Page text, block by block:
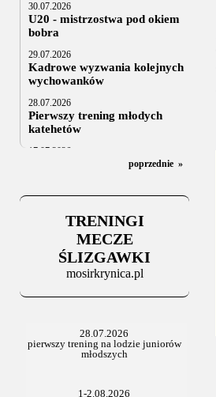
30.07.2026
U20 - mistrzostwa pod okiem
bobra
29.07.2026
Kadrowe wyzwania kolejnych
wychowanków
28.07.2026
Pierwszy trening młodych
katehetów
17.07.2026
U20: z kraju i z zagranicy
Za trzy tygodnie na lód
06.07.2025
Stowarzyszenie po Walnym
poprzednie »
TRENINGI
MECZE
ŚLIZGAWKI
mosirkrynica.pl